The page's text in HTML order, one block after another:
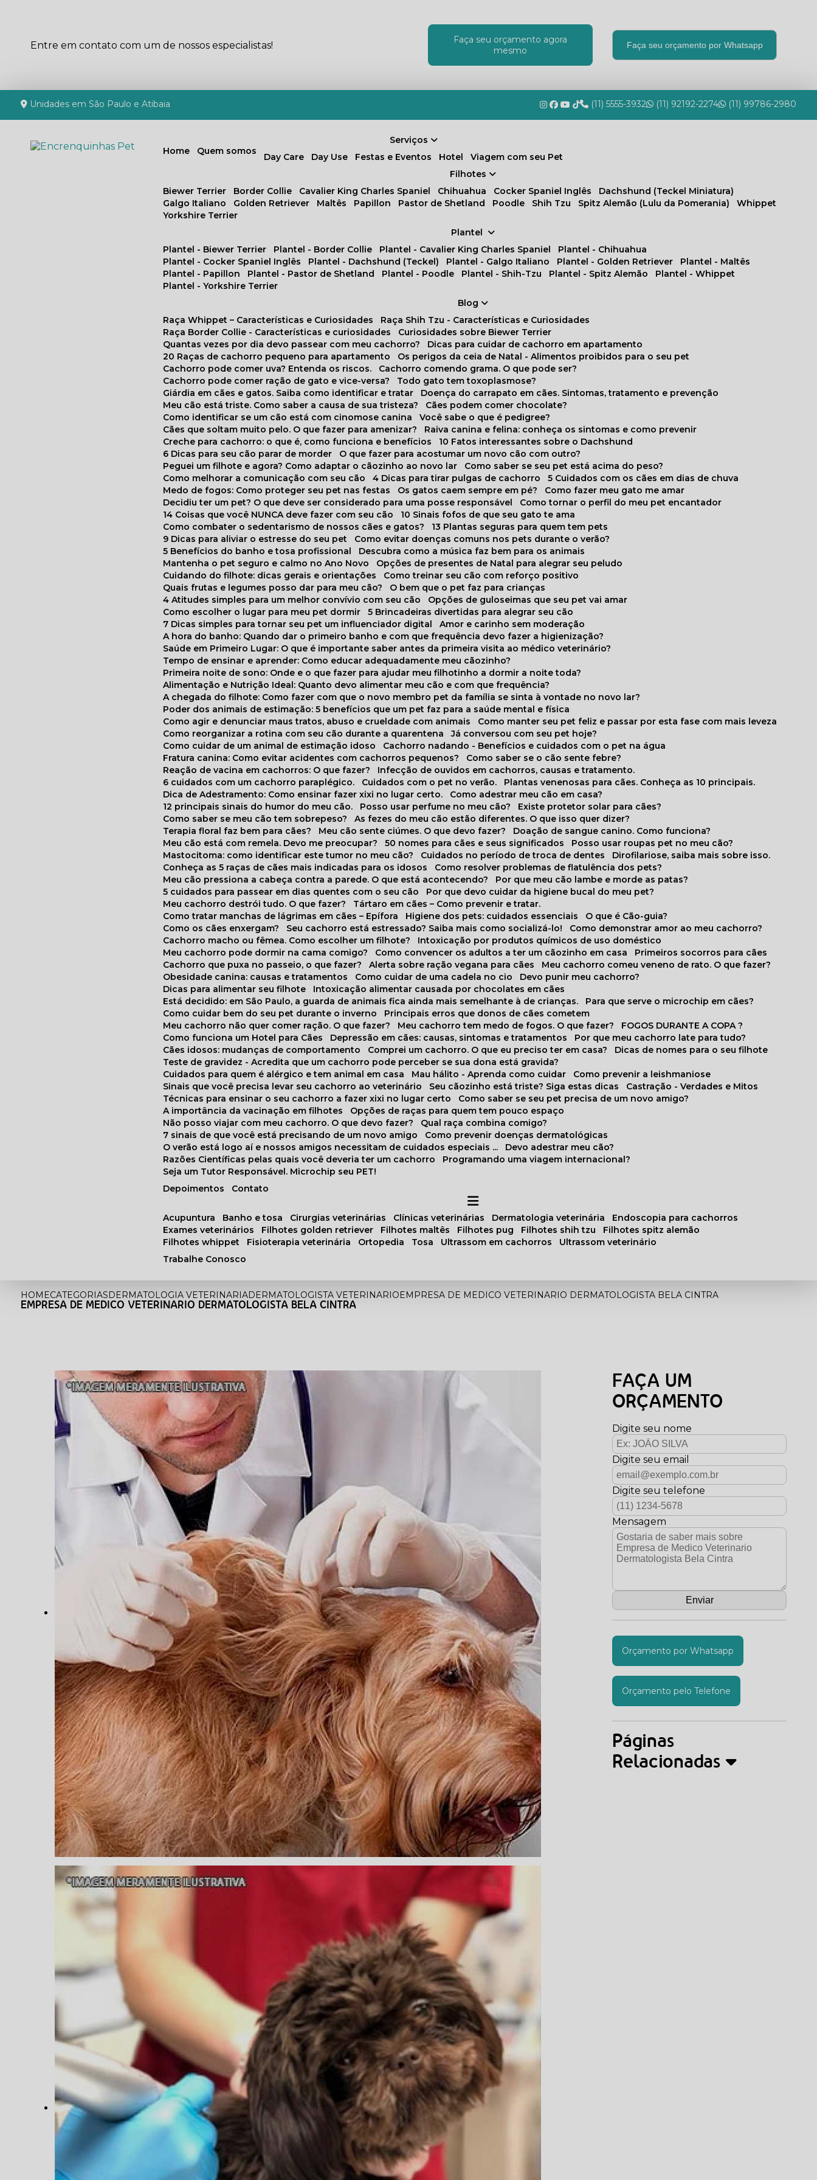
Entre em contato com um de nossos especialistas!
Faça seu orçamento agora
mesmo
Faça seu orçamento por Whatsapp
Unidades em São Paulo e Atibaia (11) 5555-3932 (11) 92192-2274 (11) 99786-2980
Home Quem somos
Depoimentos
Plantel
Plantel - Biewer Terrier
Plantel - Border Collie Plantel - Cavalier King Charles Spaniel
Plantel - Chihuahua
Plantel - Cocker Spaniel Inglês
Plantel - Dachshund (Teckel) Plantel - Galgo Italiano Plantel - Golden Retriever
Plantel - Maltês
Plantel - Papillon
Plantel - Pastor de Shetland Plantel - Poodle Plantel - Shih-Tzu Plantel - Spitz Alemão
Plantel - Whippet
Plantel - Yorkshire Terrier
Blog
Raça Whippet – Características e Curiosidades
Raça Shih Tzu - Características e Curiosidades
Raça Border Collie - Características e curiosidades
Curiosidades sobre Biewer Terrier
Quantas vezes por dia devo passear com meu cachorro?
Dicas para cuidar de cachorro em apartamento
20 Raças de cachorro pequeno para apartamento
Os perigos da ceia de Natal - Alimentos proibidos para o seu pet
Cachorro pode comer uva? Entenda os riscos.
Cachorro comendo grama. O que pode ser?
Cachorro pode comer ração de gato e vice-versa?
Todo gato tem toxoplasmose?
Giárdia em cães e gatos. Saiba como identificar e tratar
Doença do carrapato em cães. Sintomas, tratamento e prevenção
Meu cão está triste. Como saber a causa de sua tristeza?
Cães podem comer chocolate?
Como identificar se um cão está com cinomose canina
Você sabe o que é pedigree?
Cães que soltam muito pelo. O que fazer para amenizar?
Raiva canina e felina: conheça os sintomas e como prevenir
Creche para cachorro: o que é, como funciona e benefícios
10 Fatos interessantes sobre o Dachshund
6 Dicas para seu cão parar de morder
O que fazer para acostumar um novo cão com outro?
Peguei um filhote e agora? Como adaptar o cãozinho ao novo lar
Como saber se seu pet está acima do peso?
Como melhorar a comunicação com seu cão
4 Dicas para tirar pulgas de cachorro
5 Cuidados com os cães em dias de chuva
Medo de fogos: Como proteger seu pet nas festas
Os gatos caem sempre em pé?
Como fazer meu gato me amar
Decidiu ter um pet? O que deve ser considerado para uma posse responsável
Como tornar o perfil do meu pet encantador
14 Coisas que você NUNCA deve fazer com seu cão
10 Sinais fofos de que seu gato te ama
Como combater o sedentarismo de nossos cães e gatos?
13 Plantas seguras para quem tem pets
9 Dicas para aliviar o estresse do seu pet
Como evitar doenças comuns nos pets durante o verão?
5 Benefícios do banho e tosa profissional
Descubra como a música faz bem para os animais
Mantenha o pet seguro e calmo no Ano Novo
Opções de presentes de Natal para alegrar seu peludo
Cuidando do filhote: dicas gerais e orientações
Como treinar seu cão com reforço positivo
Quais frutas e legumes posso dar para meu cão?
O bem que o pet faz para crianças
4 Atitudes simples para um melhor convívio com seu cão
Opções de guloseimas que seu pet vai amar
Como escolher o lugar para meu pet dormir
5 Brincadeiras divertidas para alegrar seu cão
7 Dicas simples para tornar seu pet um influenciador digital
Amor e carinho sem moderação
A hora do banho: Quando dar o primeiro banho e com que frequência devo fazer a higienização?
Saúde em Primeiro Lugar: O que é importante saber antes da primeira visita ao médico veterinário?
Tempo de ensinar e aprender: Como educar adequadamente meu cãozinho?
Primeira noite de sono: Onde e o que fazer para ajudar meu filhotinho a dormir a noite toda?
Alimentação e Nutrição Ideal: Quanto devo alimentar meu cão e com que frequência?
A chegada do filhote: Como fazer com que o novo membro pet da família se sinta à vontade no novo lar?
Poder dos animais de estimação: 5 benefícios que um pet faz para a saúde mental e física
Como agir e denunciar maus tratos, abuso e crueldade com animais
Como manter seu pet feliz e passar por esta fase com mais leveza
Como reorganizar a rotina com seu cão durante a quarentena
Já conversou com seu pet hoje?
Como cuidar de um animal de estimação idoso
Cachorro nadando - Benefícios e cuidados com o pet na água
Fratura canina: Como evitar acidentes com cachorros pequenos?
Como saber se o cão sente febre?
Reação de vacina em cachorros: O que fazer?
Infecção de ouvidos em cachorros, causas e tratamento.
6 cuidados com um cachorro paraplégico.
Cuidados com o pet no verão.
Plantas venenosas para cães. Conheça as 10 principais.
Dica de Adestramento: Como ensinar fazer xixi no lugar certo.
Como adestrar meu cão em casa?
12 principais sinais do humor do meu cão.
Posso usar perfume no meu cão?
Existe protetor solar para cães?
Como saber se meu cão tem sobrepeso?
As fezes do meu cão estão diferentes. O que isso quer dizer?
Terapia floral faz bem para cães?
Meu cão sente ciúmes. O que devo fazer?
Doação de sangue canino. Como funciona?
Meu cão está com remela. Devo me preocupar?
50 nomes para cães e seus significados
Posso usar roupas pet no meu cão?
Mastocitoma: como identificar este tumor no meu cão?
Cuidados no período de troca de dentes
Dirofilariose, saiba mais sobre isso.
Conheça as 5 raças de cães mais indicadas para os idosos
Como resolver problemas de flatulência dos pets?
Meu cão pressiona a cabeça contra a parede. O que está acontecendo?
Por que meu cão lambe e morde as patas?
5 cuidados para passear em dias quentes com o seu cão
Por que devo cuidar da higiene bucal do meu pet?
Meu cachorro destrói tudo. O que fazer?
Tártaro em cães – Como prevenir e tratar.
Como tratar manchas de lágrimas em cães – Epífora
Higiene dos pets: cuidados essenciais
O que é Cão-guia?
Como os cães enxergam?
Seu cachorro está estressado? Saiba mais como socializá-lo!
Como demonstrar amor ao meu cachorro?
Cachorro macho ou fêmea. Como escolher um filhote?
Intoxicação por produtos químicos de uso doméstico
Meu cachorro pode dormir na cama comigo?
Como convencer os adultos a ter um cãozinho em casa
Primeiros socorros para cães
Cachorro que puxa no passeio, o que fazer?
Alerta sobre ração vegana para cães
Meu cachorro comeu veneno de rato. O que fazer?
Obesidade canina: causas e tratamentos
Como cuidar de uma cadela no cio
Devo punir meu cachorro?
Dicas para alimentar seu filhote
Intoxicação alimentar causada por chocolates em cães
Está decidido: em São Paulo, a guarda de animais fica ainda mais semelhante à de crianças.
Para que serve o microchip em cães?
Como cuidar bem do seu pet durante o inverno
Principais erros que donos de cães cometem
Meu cachorro não quer comer ração. O que fazer?
Meu cachorro tem medo de fogos. O que fazer?
FOGOS DURANTE A COPA ?
Como funciona um Hotel para Cães
Depressão em cães: causas, sintomas e tratamentos
Por que meu cachorro late para tudo?
Cães idosos: mudanças de comportamento
Comprei um cachorro. O que eu preciso ter em casa?
Dicas de nomes para o seu filhote
Teste de gravidez - Acredita que um cachorro pode perceber se sua dona está gravida?
Cuidados para quem é alérgico e tem animal em casa
Mau hálito - Aprenda como cuidar
Como prevenir a leishmaniose
Sinais que você precisa levar seu cachorro ao veterinário
Seu cãozinho está triste? Siga estas dicas
Castração - Verdades e Mitos
Técnicas para ensinar o seu cachorro a fazer xixi no lugar certo
Como saber se seu pet precisa de um novo amigo?
A importância da vacinação em filhotes
Opções de raças para quem tem pouco espaço
Não posso viajar com meu cachorro. O que devo fazer?
Qual raça combina comigo?
7 sinais de que você está precisando de um novo amigo
Como prevenir doenças dermatológicas
O verão está logo aí e nossos amigos necessitam de cuidados especiais ...
Devo adestrar meu cão?
Razões Científicas pelas quais você deveria ter um cachorro
Programando uma viagem internacional?
Seja um Tutor Responsável. Microchip seu PET!
Serviços
Day Care
Day Use Festas e Eventos Hotel
Viagem com seu Pet
Filhotes
Biewer Terrier
Border Collie Cavalier King Charles Spaniel Chihuahua Cocker Spaniel Inglês
Dachshund (Teckel Miniatura)
Galgo Italiano
Golden Retriever Maltês Papillon Pastor de Shetland Poodle Shih Tzu Spitz Alemão (Lulu da Pomerania)
Whippet
Yorkshire Terrier
Contato
acupuntura banho e tosa cirurgias veterinárias clínicas veterinárias dermatologia veterinária
endoscopia para cachorros
exames veterinários
filhotes golden retriever filhotes maltês filhotes pug filhotes shih tzu
filhotes spitz alemão
filhotes whippet
fisioterapia veterinária ortopedia tosa ultrassom em cachorros
ultrassom veterinário
Trabalhe Conosco
HOMECATEGORIASDERMATOLOGIA VETERINARIADERMATOLOGISTA VETERINARIOEMPRESA DE MEDICO VETERINARIO DERMATOLOGISTA BELA CINTRA
EMPRESA DE MEDICO VETERINARIO DERMATOLOGISTA BELA CINTRA
FAÇA UM
ORÇAMENTO
Digite seu nome
Digite seu email
Digite seu telefone
Mensagem
Orçamento por Whatsapp
Orçamento pelo Telefone
Páginas
Relacionadas